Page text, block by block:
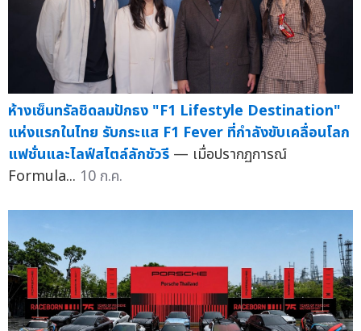
ห้างเซ็นทรัลชิดลมปักธง "F1 Lifestyle Destination"
แห่งแรกในไทย รับกระแส F1 Fever ที่กำลังขับเคลื่อนโลก
แฟชั่นและไลฟ์สไตล์ลักชัวรี — เมื่อปรากฏการณ์
Formula... 10 ก.ค.